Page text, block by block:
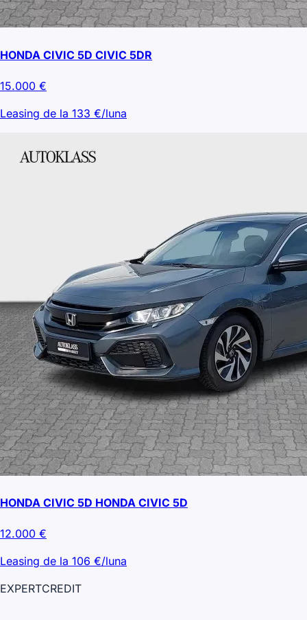
HONDA CIVIC 5D CIVIC 5DR
15.000 €
Leasing de la 133 €/luna
HONDA CIVIC 5D HONDA CIVIC 5D
12.000 €
Leasing de la 106 €/luna
EXPERTCREDIT